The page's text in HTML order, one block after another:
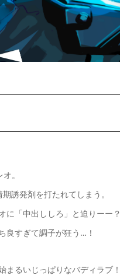
。
誘発剤を打たれてしまう。
に「中出ししろ」と迫りーー？
良すぎて調子が狂う…！
るいじっぱりなバディラブ！